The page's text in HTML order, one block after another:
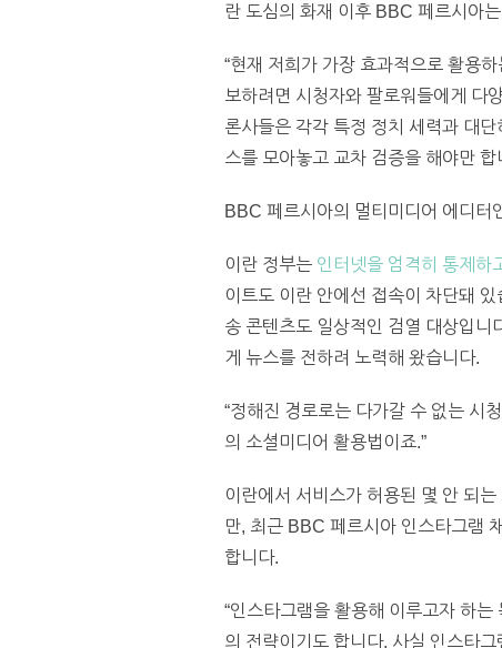
란 도심의 화재 이후 BBC 페르시아
“현재 저희가 가장 효과적으로 활용
보하려면 시청자와 팔로워들에게 다
론사들은 각각 특정 정치 세력과 대
스를 모아놓고 교차 검증을 해야만
BBC 페르시아의 멀티미디어 에디터
이란 정부는 인터넷을 엄격히 통제하
이트도 이란 안에선 접속이 차단돼
송 콘텐츠도 일상적인 검열 대상입니
게 뉴스를 전하려 노력해 왔습니다.
“정해진 경로로는 다가갈 수 없는 시
의 소셜미디어 활용법이죠.”
이란에서 서비스가 허용된 몇 안 되
만, 최근 BBC 페르시아 인스타그램
합니다.
“인스타그램을 활용해 이루고자 하
의 전략이기도 합니다. 사실 인스타